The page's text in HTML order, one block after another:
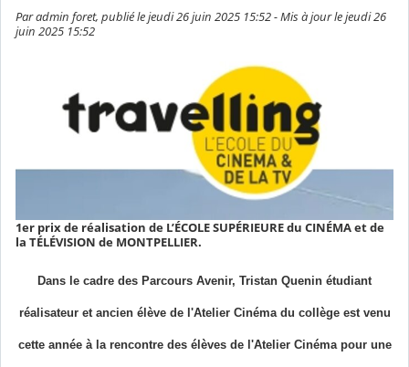
Par admin foret, publié le jeudi 26 juin 2025 15:52 - Mis à jour le jeudi 26
juin 2025 15:52
1er prix de réalisation de L’ÉCOLE SUPÉRIEURE du CINÉMA et de
la TÉLÉVISION de MONTPELLIER.
Dans le cadre des Parcours Avenir, Tristan Quenin étudiant
réalisateur et ancien élève de l'Atelier Cinéma du collège est venu
cette année à la rencontre des élèves de l'Atelier Cinéma pour une